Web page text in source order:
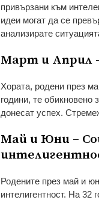
привързани към
идеи могат да се
анализирате
Март и Април
Хората, родени през
години, те обикновено
донесат успех.
Май и Юни –
Родените през май и
интелигентност. На 32